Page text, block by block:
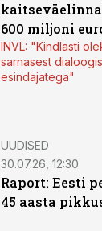
600 miljoni
INVL: "Kindlasti
sarnasest
esindajatega"
UUDISED
30.07.26, 12:30
Raport: Eesti
45 aasta